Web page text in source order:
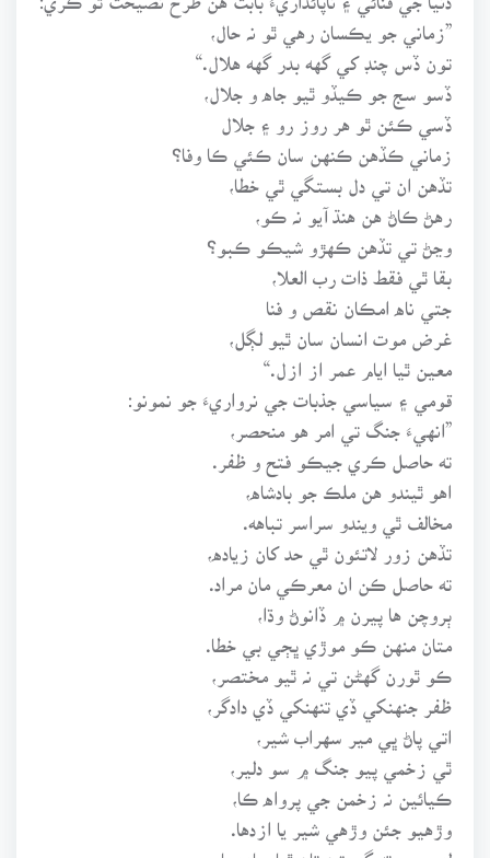
”زماني جو يڪسان رهي ٿو نہ حال،
تون ڏس چنڊ کي گهه بدر گهه هلال.“
ڏسو سج جو ڪيڏو ٿيو جاه و جلال،
ڏسي ڪئن ٿو هر روز رو ۽ جلال
زماني ڪڏهن ڪنهن سان ڪئي ڪا وفا؟
تڏهن ان تي دل بستگي ٿي خطا،
رهڻ ڪاڻ هن هنڌ آيو نہ ڪو،
وڃڻ تي تڏهن ڪهڙو شيڪو ڪبو؟
بقا ٿي فقط ذات رب العلا،
جتي ناه امڪان نقص و فنا
غرض موت انسان سان ٿيو لڳل،
معين ٿيا ايام عمر از ازل.“
قومي ۽ سياسي جذبات جي نرواريءَ جو نمونو:
”انهيءَ جنگ تي امر هو منحصر،
ته حاصل ڪري جيڪو فتح و ظفر.
اهو ٿيندو هن ملڪ جو بادشاه،
مخالف ٿي ويندو سراسر تباهه.
تڏهن زور لاتئون ٿي حد کان زياده،
ته حاصل ڪن ان معرڪي مان مراد.
ٻروچن ها پيرن ۾ ڏانوڻ وڌا،
متان منهن ڪو موڙي ڀڄي بي خطا.
ڪو ٿورن گهڻن تي نہ ٿيو مختصر،
ظفر جنهنکي ڏي تنهنکي ڏي دادگر،
اتي پاڻ ڀي مير سهراب شير،
ٿي زخمي پيو جنگ ۾ سو دلير،
ڪيائين نہ زخمن جي پرواه ڪا،
وڙهيو جئن وڙهي شير يا ازدها.
لهي پوءِ ته گهوڙن تان ٿيا پياده پا،